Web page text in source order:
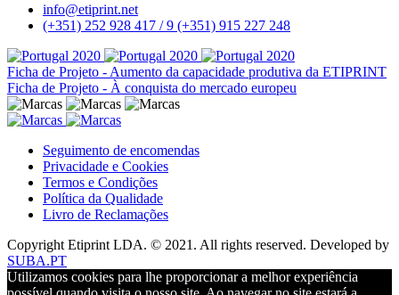
info@etiprint.net
(+351) 252 928 417 / 9 (+351) 915 227 248
Ficha de Projeto - Aumento da capacidade produtiva da ETIPRINT
Ficha de Projeto - À conquista do mercado europeu
Seguimento de encomendas
Privacidade e Cookies
Termos e Condições
Política da Qualidade
Livro de Reclamações
Copyright Etiprint LDA. © 2021. All rights reserved. Developed by
SUBA.PT
Utilizamos cookies para lhe proporcionar a melhor experiência